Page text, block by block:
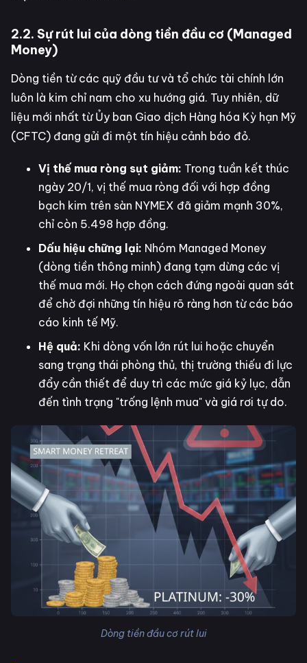
2.2. Sự rút lui của dòng tiền đầu cơ (Managed
Money)
Dòng tiền từ các quỹ đầu tư và tổ chức tài chính lớn
luôn là kim chỉ nam cho xu hướng giá. Tuy nhiên, dữ
liệu mới nhất từ Ủy ban Giao dịch Hàng hóa Kỳ hạn Mỹ
(CFTC) đang gửi đi một tín hiệu cảnh báo đỏ.
Vị thế mua ròng sụt giảm: Trong tuần kết thúc
ngày 20/1, vị thế mua ròng đối với hợp đồng
bạch kim trên sàn NYMEX đã giảm mạnh 30%,
chỉ còn 5.498 hợp đồng.
Dấu hiệu chững lại: Nhóm Managed Money
(dòng tiền thông minh) đang tạm dừng các vị
thế mua mới. Họ chọn cách đứng ngoài quan sát
để chờ đợi những tín hiệu rõ ràng hơn từ các báo
cáo kinh tế Mỹ.
Hệ quả: Khi dòng vốn lớn rút lui hoặc chuyển
sang trạng thái phòng thủ, thị trường thiếu đi lực
đẩy cần thiết để duy trì các mức giá kỷ lục, dẫn
đến tình trạng "trống lệnh mua" và giá rơi tự do.
Dòng tiền đầu cơ rút lui